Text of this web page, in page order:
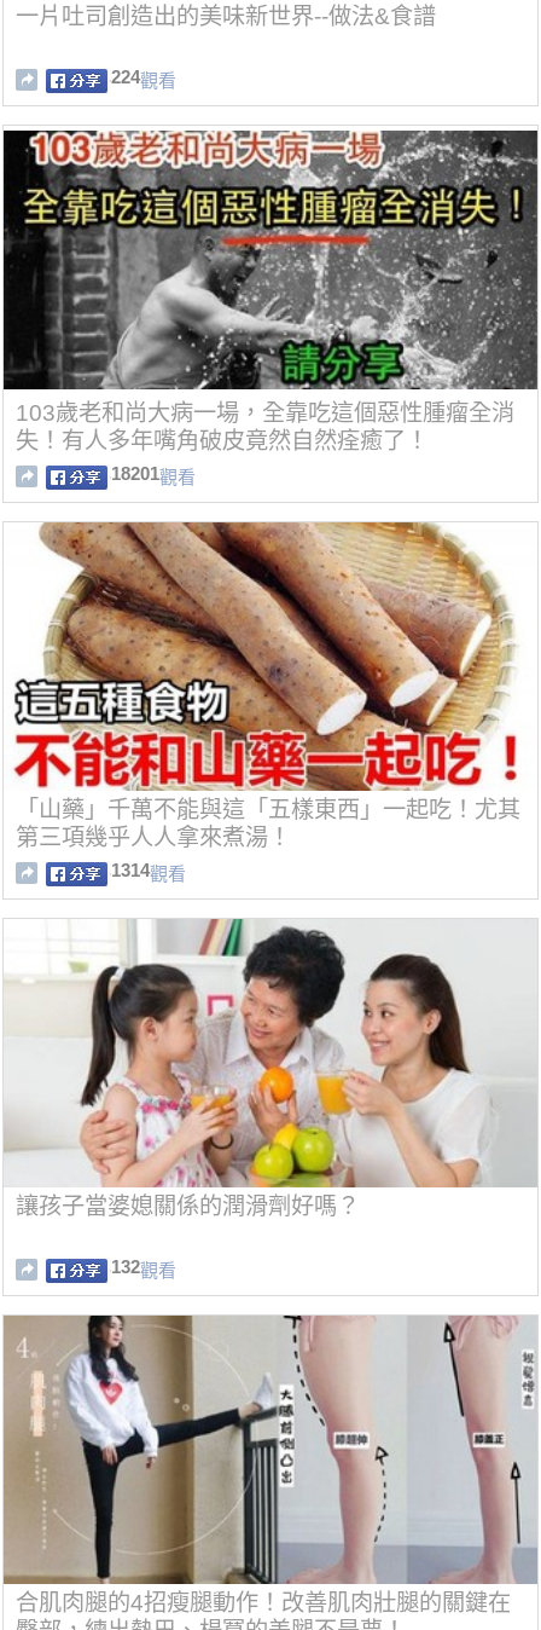
一片吐司創造出的美味新世界--做法&食譜
224觀看
103歲老和尚大病一場，全靠吃這個惡性腫瘤全消
失！有人多年嘴角破皮竟然自然痊癒了！
18201觀看
「山藥」千萬不能與這「五樣東西」一起吃！尤其
第三項幾乎人人拿來煮湯！
1314觀看
讓孩子當婆媳關係的潤滑劑好嗎？
132觀看
合肌肉腿的4招瘦腿動作！改善肌肉壯腿的關鍵在